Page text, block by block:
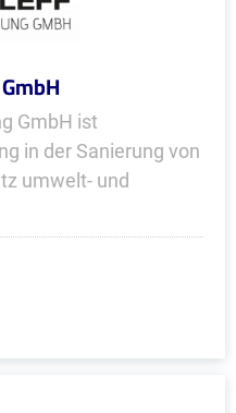
GmbH ist
in der Sanierung von
umwelt- und